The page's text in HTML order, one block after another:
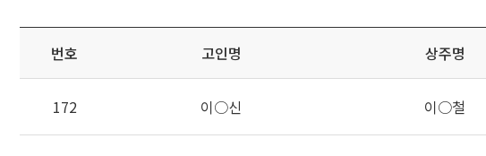
번호 고인명 상주명
172 이○신 이○철